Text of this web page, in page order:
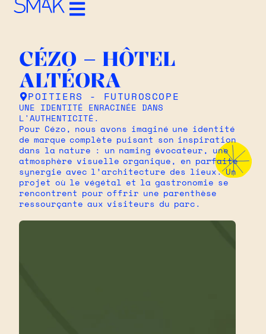
CÉZO – HÔTEL
ALTÉORA
POITIERS - FUTUROSCOPE
UNE IDENTITÉ ENRACINÉE DANS
L'AUTHENTICITÉ.
Pour Cézo, nous avons imaginé une identité
de marque complète puisant son inspiration
dans la nature : un naming évocateur, une
atmosphère visuelle organique, en parfaite
synergie avec l’architecture des lieux. Un
projet où le végétal et la gastronomie se
rencontrent pour offrir une parenthèse
ressourçante aux visiteurs du parc.